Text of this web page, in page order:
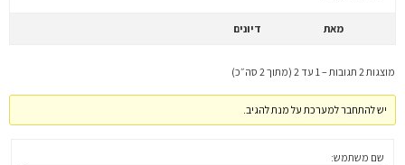
מאת דיונים
מוצגות 2 תגובות – 1 עד 2 (מתוך 2 סה״כ)
יש להתחבר למערכת על מנת להגיב.
שם משתמש: